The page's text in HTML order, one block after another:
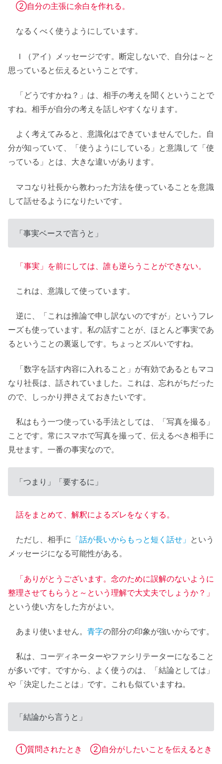
②自分の主張に余白を作れる。
なるくべく使うようにしています。
Ｉ（アイ）メッセージです。断定しないで、自分は～と
思っていると伝えるということです。
「どうですかね？」は、相手の考えを聞くということで
すね。相手が自分の考えを話しやすくなります。
よく考えてみると、意識化はできていませんでした。自
分が知っていて、「使うようにしている」と意識して「使
っている」とは、大きな違いがあります。
マコなり社長から教わった方法を使っていることを意識
して話せるようになりたいです。
「事実ベースで言うと」
「事実」を前にしては、誰も逆らうことができない。
これは、意識して使っています。
逆に、「これは推論で申し訳ないのですが」というフレ
ーズも使っています。私の話すことが、ほとんど事実であ
るということの裏返しです。ちょっとズルいですね。
「数字を話す内容に入れること」が有効であるともマコ
なり社長は、話されていました。これは、忘れがちだった
ので、しっかり押さえておきたいです。
私はもう一つ使っている手法としては、「写真を撮る」
ことです。常にスマホで写真を撮って、伝えるべき相手に
見せます。一番の事実なので。
「つまり」「要するに」
話をまとめて、解釈によるズレをなくする。
ただし、相手に 「話が長いからもっと短く話せ」 という
メッセージになる可能性がある。
「ありがとうございます。念のために誤解のないように
整理させてもらうと～という理解で大丈夫でしょうか？」
という使い方をした方がよい。
あまり使いません。 青字の部分の印象が強いからです。
私は、コーディネーターやファシリテーターになること
が多いです。ですから、よく使うのは、「結論としては」
や「決定したことは」です。これも似ていますね。
「結論から言うと」
①質問されたとき ②自分がしたいことを伝えるとき